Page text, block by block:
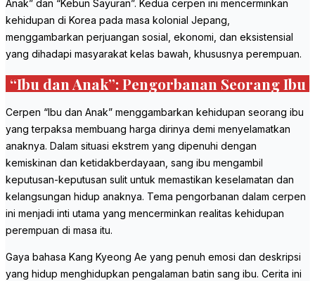
Anak” dan “Kebun Sayuran”. Kedua cerpen ini mencerminkan
kehidupan di Korea pada masa kolonial Jepang,
menggambarkan perjuangan sosial, ekonomi, dan eksistensial
yang dihadapi masyarakat kelas bawah, khususnya perempuan.
“Ibu dan Anak”: Pengorbanan Seorang Ibu
Cerpen “Ibu dan Anak” menggambarkan kehidupan seorang ibu
yang terpaksa membuang harga dirinya demi menyelamatkan
anaknya. Dalam situasi ekstrem yang dipenuhi dengan
kemiskinan dan ketidakberdayaan, sang ibu mengambil
keputusan-keputusan sulit untuk memastikan keselamatan dan
kelangsungan hidup anaknya. Tema pengorbanan dalam cerpen
ini menjadi inti utama yang mencerminkan realitas kehidupan
perempuan di masa itu.
Gaya bahasa Kang Kyeong Ae yang penuh emosi dan deskripsi
yang hidup menghidupkan pengalaman batin sang ibu. Cerita ini